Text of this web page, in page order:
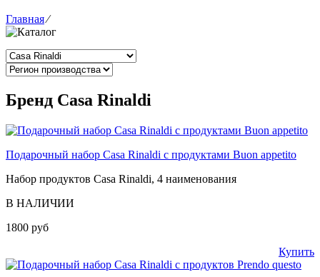
Главная⁄
Бренд Casa Rinaldi
Подарочный набор Casa Rinaldi с продуктами Buon appetito
Набор продуктов Casa Rinaldi, 4 наименования
В НАЛИЧИИ
1800 руб
Купить